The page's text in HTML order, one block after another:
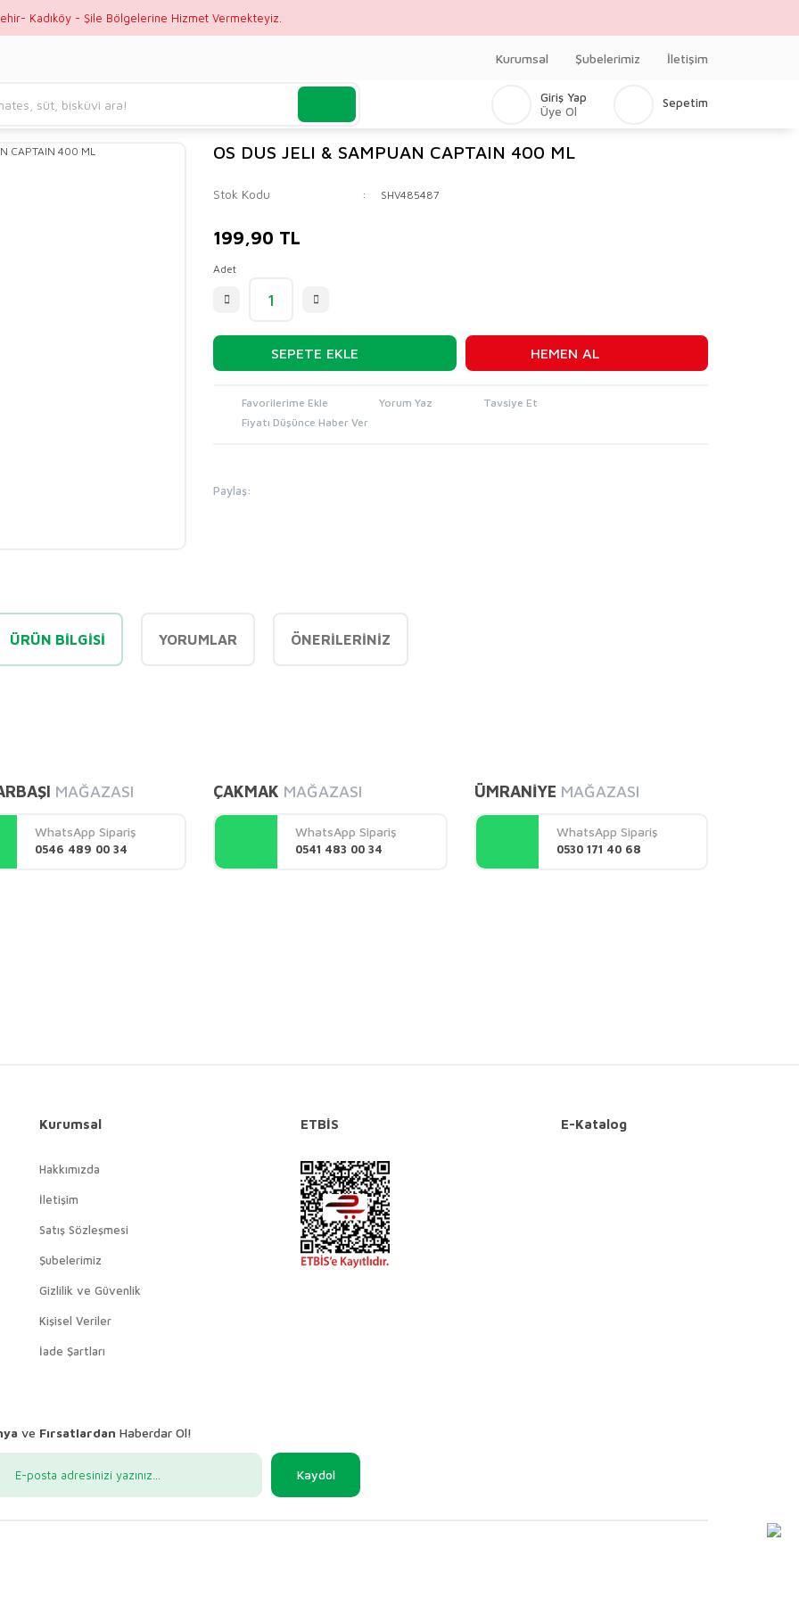
Kadıköy - Şile Bölgelerine Hizmet Vermekteyiz.
Kurumsal Şubelerimiz İletişim
Giriş Yap
Üye Ol
Sepetim
OS DUS JELI & SAMPUAN CAPTAIN 400 ML
Stok Kodu SHV485487
199,90 TL
Adet
SEPETE EKLE HEMEN AL
Yorum Yaz
Tavsiye Et
Fiyatı Düşünce Haber Ver
Paylaş:
ÜRÜN BILGISI YORUMLAR ÖNERILERINIZ
Yorum Yaz
MAĞAZASI
WhatsApp Sipariş
0546 489 00 34
ÇAKMAK MAĞAZASI
WhatsApp Sipariş
0541 483 00 34
ÜMRANİYE MAĞAZASI
WhatsApp Sipariş
0530 171 40 68
Kurumsal
Hakkımızda
İletişim
Satış Sözleşmesi
Şubelerimiz
Gizlilik ve Güvenlik
Kişisel Veriler
İade Şartları
ETBİS E-Katalog
ve Fırsatlardan Haberdar Ol!
Kaydol